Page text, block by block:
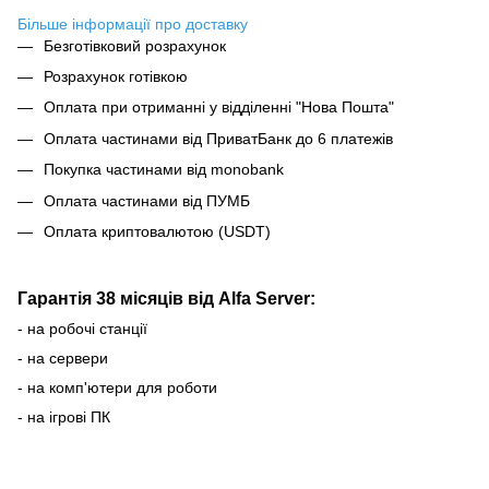
Більше інформації про доставку
Безготівковий розрахунок
Розрахунок готівкою
Оплата при отриманні у відділенні "Нова Пошта"
Оплата частинами від ПриватБанк до 6 платежів
Покупка частинами від monobank
Оплата частинами від ПУМБ
Оплата криптовалютою (USDT)
Гарантія 38 місяців від Alfa Server:
- на робочі станції
- на сервери
- на комп'ютери для роботи
- на ігрові ПК